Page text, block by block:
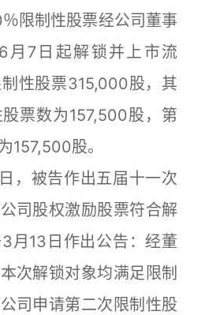
限制性股票经公司董事
月7日起解锁并上市流
性股票315,000股，其
票数为157,500股，第
157,500股。
被告作出五届十一次
司股权激励股票符合解
月13日作出公告：经董
次解锁对象均满足限制
司申请第二次限制性股